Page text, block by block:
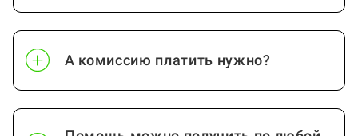
А комиссию платить нужно?